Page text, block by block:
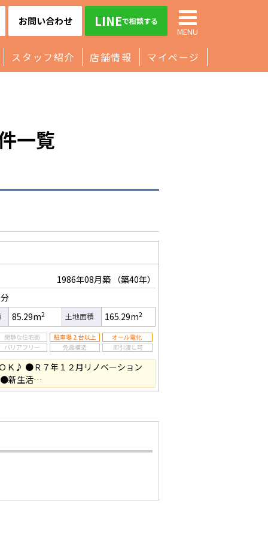
お問い合わせ LINEで相談する
MENU
スタッフ紹介 店舗情報 マイページ
一覧
1986年08月築
（築40年）
85.29m2 土地面積 165.29m2
Ｋ♪ ●Ｒ７年１２月リノベーション
●新生活…